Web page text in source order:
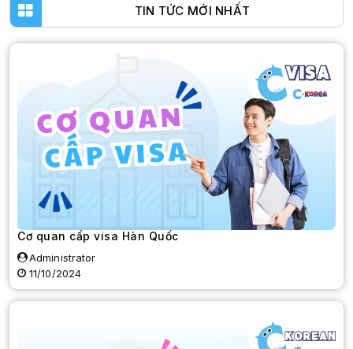
TIN TỨC MỚI NHẤT
Cơ quan cấp visa Hàn Quốc
Administrator
11/10/2024